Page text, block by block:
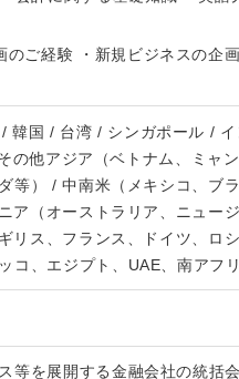
のご経験 ・新規ビジネスの企
韓国 / 台湾 / シンガポール /
の他アジア（ベトナム、ミャ
等） / 中南米（メキシコ、ブ
ア（オーストラリア、ニュー
リス、フランス、ドイツ、ロ
コ、エジプト、UAE、南アフリ
等を展開する金融会社の統括